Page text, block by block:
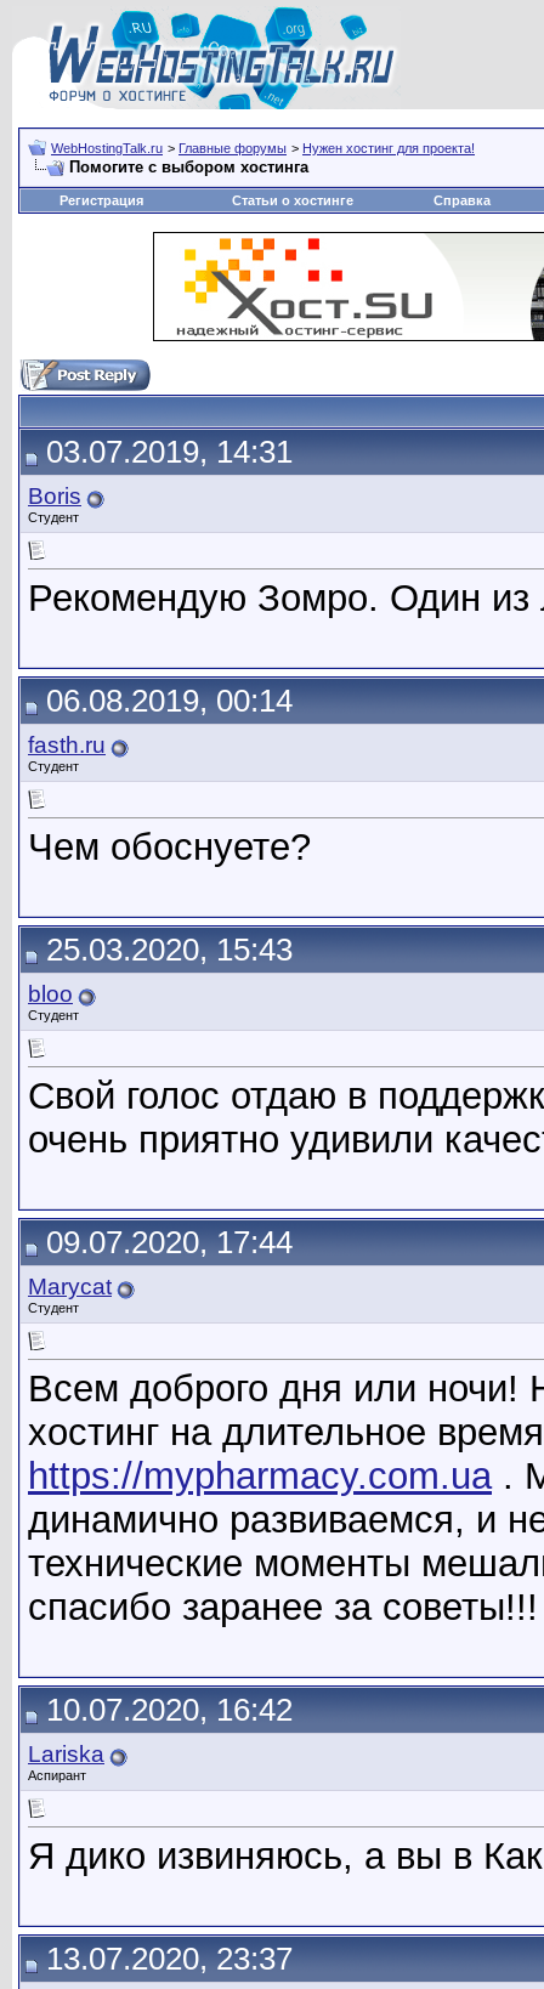
WebHostingTalk.ru > Главные форумы > Нужен хостинг для проекта!
Помогите с выбором хостинга
Регистрация Статьи о хостинге Справка
03.07.2019, 14:31
Boris
Студент
Рекомендую Зомро. Один из
06.08.2019, 00:14
fasth.ru
Студент
Чем обоснуете?
25.03.2020, 15:43
bloo
Студент
Свой голос отдаю в
очень приятно удивили
09.07.2020, 17:44
Marycat
Студент
Всем доброго дня или
хостинг на длительное
https://mypharmacy.com.ua.
динамично развиваемся, и
технические моменты
спасибо заранее за советы!!!
10.07.2020, 16:42
Lariska
Аспирант
Я дико извиняюсь, а вы в
13.07.2020, 23:37